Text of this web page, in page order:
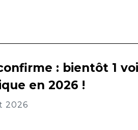
: bientôt 1
en 2026 !
2026